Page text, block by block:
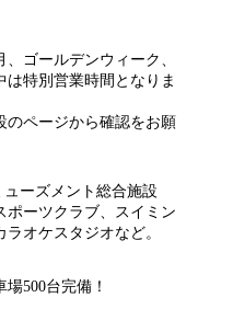
、ゴールデンウィーク、
は特別営業時間となりま
のページから確認をお願
ーズメント総合施設
ポーツクラブ
スイミン
ラオケスタジオなど。
500台完備！